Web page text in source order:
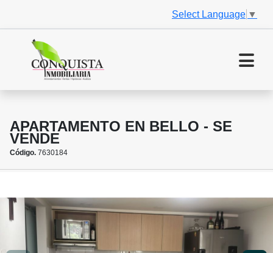
Select Language ▼
APARTAMENTO EN BELLO - SE
VENDE
Código. 7630184